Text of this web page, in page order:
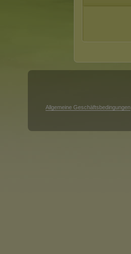
Allgemeine Geschäftsbedingungen